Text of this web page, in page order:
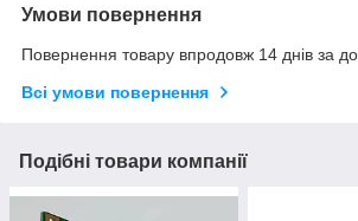
Умови повернення
Повернення товару впродовж 14 днів за
Всі умови повернення
Подібні товари компанії